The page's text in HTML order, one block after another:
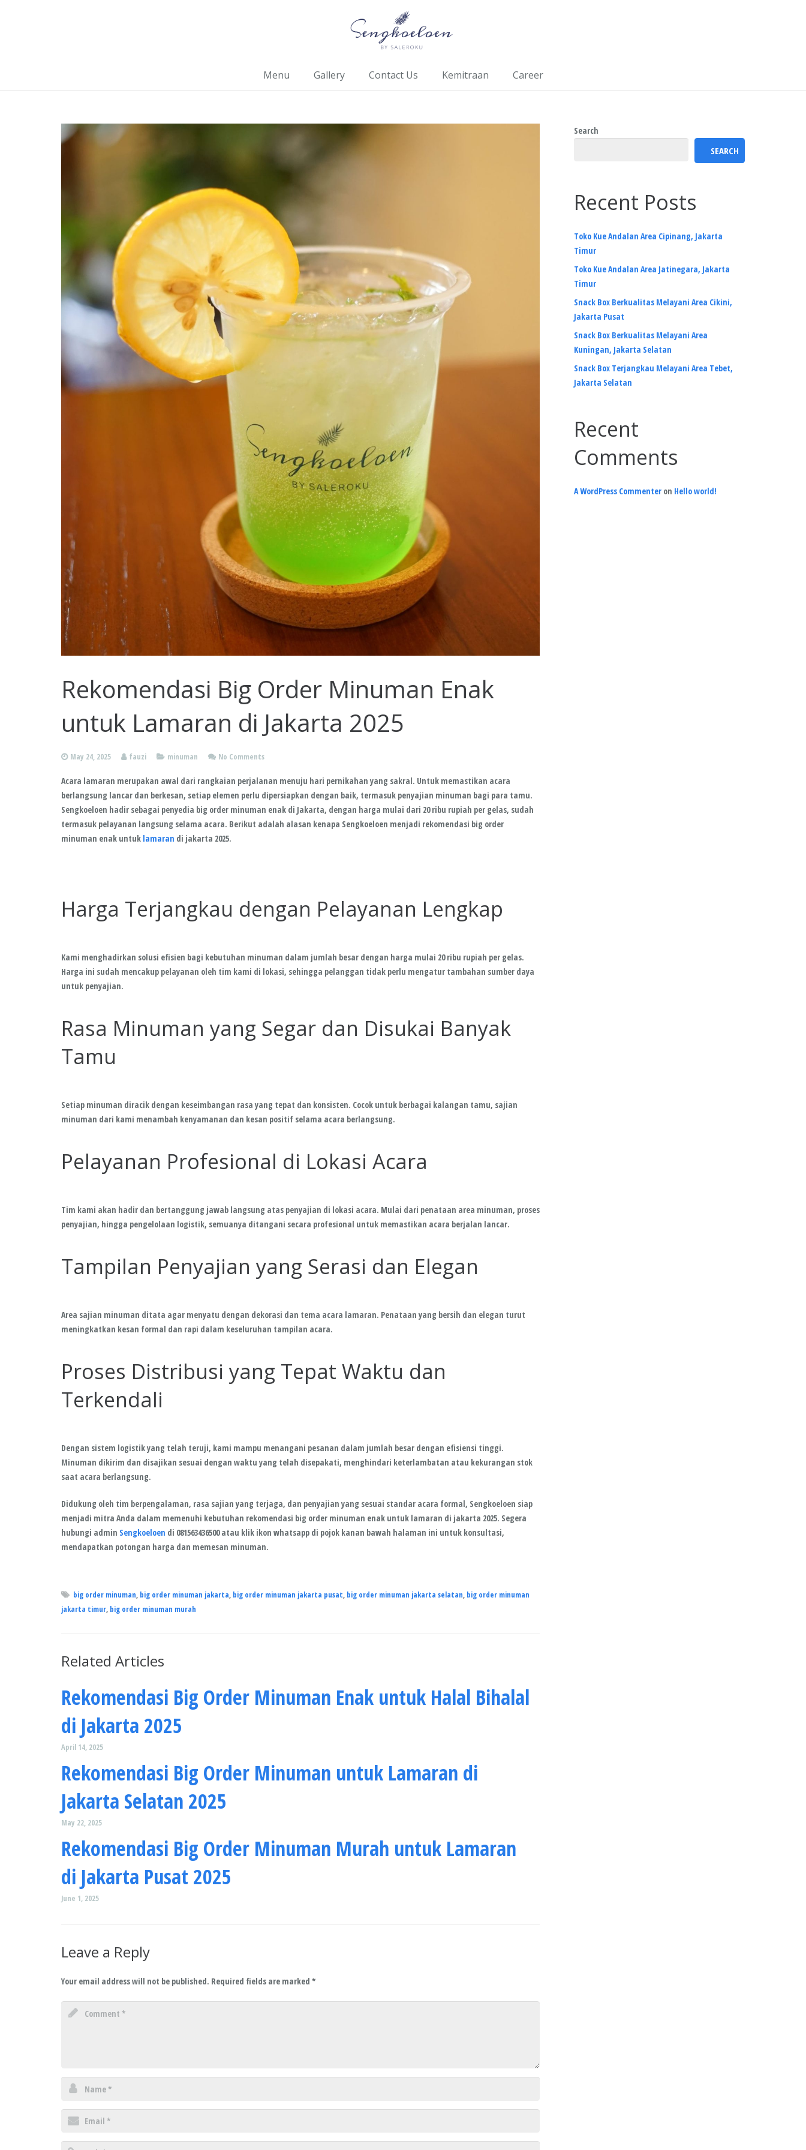
Menu Gallery Contact Us Kemitraan Career
Rekomendasi Big Order Minuman Enak
untuk Lamaran di Jakarta 2025
May 24, 2025 fauzi minuman No Comments
Acara lamaran merupakan awal dari rangkaian perjalanan menuju hari pernikahan yang sakral. Untuk memastikan acara
berlangsung lancar dan berkesan, setiap elemen perlu dipersiapkan dengan baik, termasuk penyajian minuman bagi para tamu.
Sengkoeloen hadir sebagai penyedia big order minuman enak di Jakarta, dengan harga mulai dari 20 ribu rupiah per gelas, sudah
termasuk pelayanan langsung selama acara. Berikut adalah alasan kenapa Sengkoeloen menjadi rekomendasi big order
minuman enak untuk lamaran di jakarta 2025.
Harga Terjangkau dengan Pelayanan Lengkap
Kami menghadirkan solusi efisien bagi kebutuhan minuman dalam jumlah besar dengan harga mulai 20 ribu rupiah per gelas.
Harga ini sudah mencakup pelayanan oleh tim kami di lokasi, sehingga pelanggan tidak perlu mengatur tambahan sumber daya
untuk penyajian.
Rasa Minuman yang Segar dan Disukai Banyak
Tamu
Setiap minuman diracik dengan keseimbangan rasa yang tepat dan konsisten. Cocok untuk berbagai kalangan tamu, sajian
minuman dari kami menambah kenyamanan dan kesan positif selama acara berlangsung.
Pelayanan Profesional di Lokasi Acara
Tim kami akan hadir dan bertanggung jawab langsung atas penyajian di lokasi acara. Mulai dari penataan area minuman, proses
penyajian, hingga pengelolaan logistik, semuanya ditangani secara profesional untuk memastikan acara berjalan lancar.
Tampilan Penyajian yang Serasi dan Elegan
Area sajian minuman ditata agar menyatu dengan dekorasi dan tema acara lamaran. Penataan yang bersih dan elegan turut
meningkatkan kesan formal dan rapi dalam keseluruhan tampilan acara.
Proses Distribusi yang Tepat Waktu dan
Terkendali
Dengan sistem logistik yang telah teruji, kami mampu menangani pesanan dalam jumlah besar dengan efisiensi tinggi.
Minuman dikirim dan disajikan sesuai dengan waktu yang telah disepakati, menghindari keterlambatan atau kekurangan stok
saat acara berlangsung.
Didukung oleh tim berpengalaman, rasa sajian yang terjaga, dan penyajian yang sesuai standar acara formal, Sengkoeloen siap
menjadi mitra Anda dalam memenuhi kebutuhan rekomendasi big order minuman enak untuk lamaran di jakarta 2025. Segera
hubungi admin Sengkoeloen di 081563436500 atau klik ikon whatsapp di pojok kanan bawah halaman ini untuk konsultasi,
mendapatkan potongan harga dan memesan minuman.
big order minuman, big order minuman jakarta, big order minuman jakarta pusat, big order minuman jakarta selatan, big order minuman
jakarta timur, big order minuman murah
Related Articles
Rekomendasi Big Order Minuman Enak untuk Halal Bihalal
di Jakarta 2025
April 14, 2025
Rekomendasi Big Order Minuman untuk Lamaran di
Jakarta Selatan 2025
May 22, 2025
Rekomendasi Big Order Minuman Murah untuk Lamaran
di Jakarta Pusat 2025
June 1, 2025
Leave a Reply
Your email address will not be published. Required fields are marked *
Search
SEARCH
Recent Posts
Toko Kue Andalan Area Cipinang, Jakarta
Timur
Toko Kue Andalan Area Jatinegara, Jakarta
Timur
Snack Box Berkualitas Melayani Area Cikini,
Jakarta Pusat
Snack Box Berkualitas Melayani Area
Kuningan, Jakarta Selatan
Snack Box Terjangkau Melayani Area Tebet,
Jakarta Selatan
Recent
Comments
A WordPress Commenter on Hello world!